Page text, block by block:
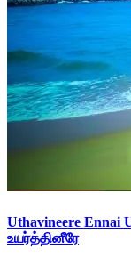
Uthavineere
உயர்த்தினீரே